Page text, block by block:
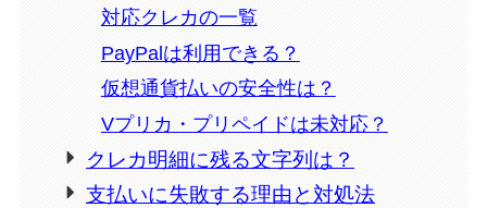
対応クレカの一覧
PayPalは利用できる？
仮想通貨払いの安全性は？
Vプリカ・プリペイドは未対応？
クレカ明細に残る文字列は？
支払いに失敗する理由と対処法